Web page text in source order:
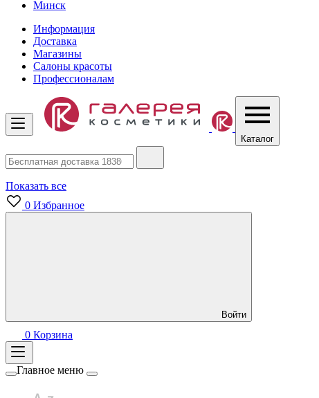
Минск
Информация
Доставка
Магазины
Салоны красоты
Профессионалам
Каталог
Показать все
0 Избранное
Войти
0 Корзина
Главное меню